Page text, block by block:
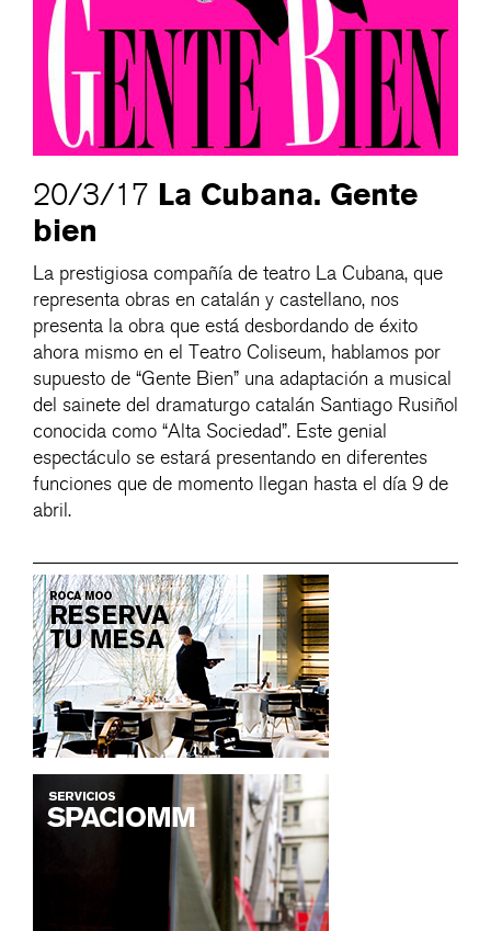
20/3/17 La Cubana. Gente
bien
La prestigiosa compañía de teatro La Cubana, que
representa obras en catalán y castellano, nos
presenta la obra que está desbordando de éxito
ahora mismo en el Teatro Coliseum, hablamos por
supuesto de “Gente Bien” una adaptación a musical
del sainete del dramaturgo catalán Santiago Rusiñol
conocida como “Alta Sociedad”. Este genial
espectáculo se estará presentando en diferentes
funciones que de momento llegan hasta el día 9 de
abril.